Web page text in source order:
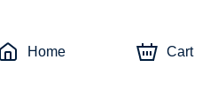
Home Cart